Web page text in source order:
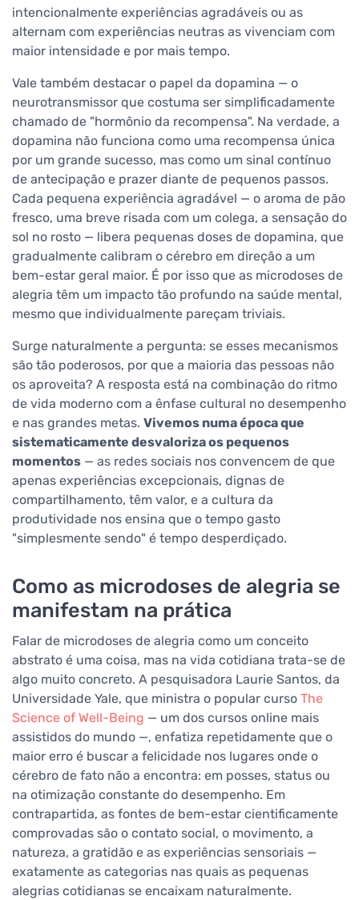
intencionalmente experiências agradáveis ou as
alternam com experiências neutras as vivenciam com
maior intensidade e por mais tempo.
Vale também destacar o papel da dopamina — o
neurotransmissor que costuma ser simplificadamente
chamado de "hormônio da recompensa". Na verdade, a
dopamina não funciona como uma recompensa única
por um grande sucesso, mas como um sinal contínuo
de antecipação e prazer diante de pequenos passos.
Cada pequena experiência agradável — o aroma de pão
fresco, uma breve risada com um colega, a sensação do
sol no rosto — libera pequenas doses de dopamina, que
gradualmente calibram o cérebro em direção a um
bem-estar geral maior. É por isso que as microdoses de
alegria têm um impacto tão profundo na saúde mental,
mesmo que individualmente pareçam triviais.
Surge naturalmente a pergunta: se esses mecanismos
são tão poderosos, por que a maioria das pessoas não
os aproveita? A resposta está na combinação do ritmo
de vida moderno com a ênfase cultural no desempenho
e nas grandes metas. Vivemos numa época que
sistematicamente desvaloriza os pequenos
momentos — as redes sociais nos convencem de que
apenas experiências excepcionais, dignas de
compartilhamento, têm valor, e a cultura da
produtividade nos ensina que o tempo gasto
"simplesmente sendo" é tempo desperdiçado.
Como as microdoses de alegria se
manifestam na prática
Falar de microdoses de alegria como um conceito
abstrato é uma coisa, mas na vida cotidiana trata-se de
algo muito concreto. A pesquisadora Laurie Santos, da
Universidade Yale, que ministra o popular curso The
Science of Well-Being — um dos cursos online mais
assistidos do mundo —, enfatiza repetidamente que o
maior erro é buscar a felicidade nos lugares onde o
cérebro de fato não a encontra: em posses, status ou
na otimização constante do desempenho. Em
contrapartida, as fontes de bem-estar cientificamente
comprovadas são o contato social, o movimento, a
natureza, a gratidão e as experiências sensoriais —
exatamente as categorias nas quais as pequenas
alegrias cotidianas se encaixam naturalmente.